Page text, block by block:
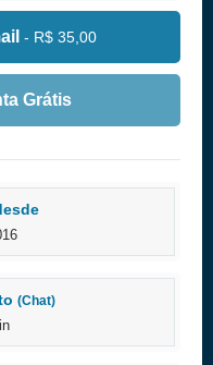
- R$ 35,00
Grátis
(Chat)